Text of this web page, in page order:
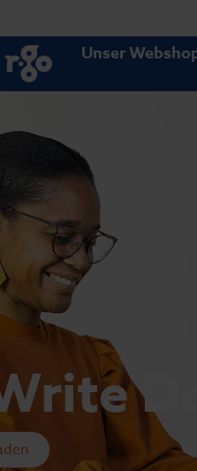
Unser